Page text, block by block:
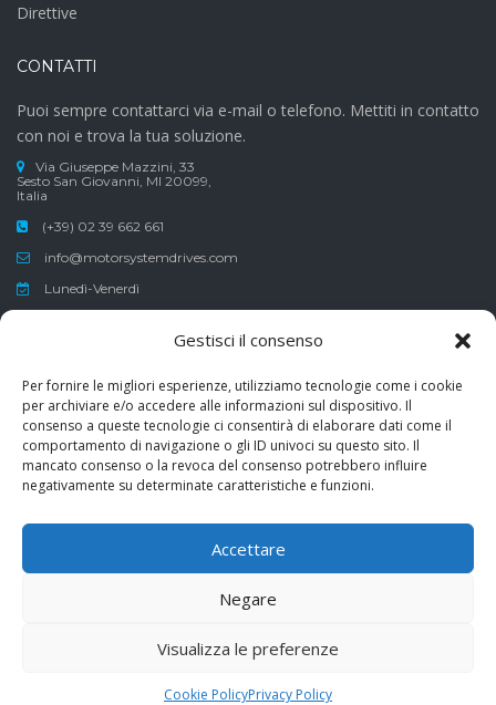
Gestisci il consenso
Per fornire le migliori esperienze, utilizziamo tecnologie come i cookie
per archiviare e/o accedere alle informazioni sul dispositivo. Il
consenso a queste tecnologie ci consentirà di elaborare dati come il
comportamento di navigazione o gli ID univoci su questo sito. Il
mancato consenso o la revoca del consenso potrebbero influire
negativamente su determinate caratteristiche e funzioni.
Accettare
Negare
Visualizza le preferenze
Cookie PolicyPrivacy Policy
Direttive
CONTATTI
Puoi sempre contattarci via e-mail o telefono. Mettiti in contatto
con noi e trova la tua soluzione.
Via Giuseppe Mazzini, 33
Sesto San Giovanni, MI 20099,
Italia
(+39) 02 39 662 661
info@motorsystemdrives.com
Lunedì-Venerdì
8:30-12:30 , 13:30-17:30
Erogazione pubblica ricevuta ai sensi del Decreto-Legge 8 aprile
2020, n°23 di €30’000,00
Motors Systems & Drives
Privacy Policy Cookie Policy